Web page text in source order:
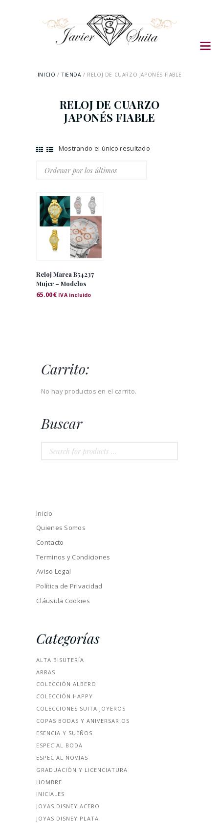
INICIO TIENDA RELOJ DE CUARZO JAPONÉS FIABLE
RELOJ DE CUARZO
JAPONÉS FIABLE
Mostrando el único resultado
Reloj Marea B54237
Mujer – Modelos
65.00€ IVA incluido
Carrito:
No hay productos en el carrito.
Buscar
Inicio
Quienes Somos
Contacto
Terminos y Condiciones
Aviso Legal
Política de Privacidad
Cláusula Cookies
Categorías
ALTA BISUTERÍA
ARRAS
COLECCIÓN ALBERO
COLECCIÓN HAPPY
COLECCIONES SUITA JOYEROS
COPAS BODAS Y ANIVERSARIOS
ESENCIA Y SUEÑOS
ESPECIAL BODA
ESPECIAL NOVIAS
GRADUACIÓN Y LICENCIATURA
HOMBRE
INICIALES
JOYAS DISNEY ACERO
JOYAS DISNEY PLATA